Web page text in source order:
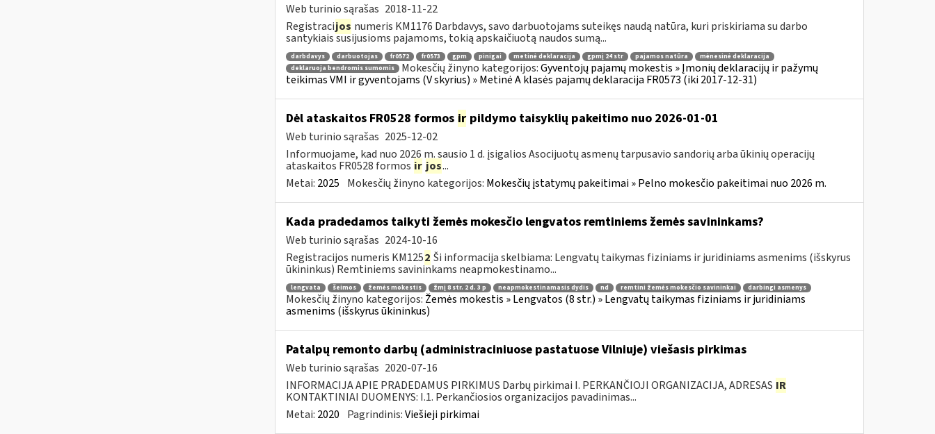
Web turinio sąrašas 2018-11-22
Registracijos numeris KM1176 Darbdavys, savo darbuotojams suteikęs naudą natūra, kuri priskiriama su darbo
santykiais susijusioms pajamoms, tokią apskaičiuotą naudos sumą...
darbdavys darbuotojas fr0572 fr0573 gpm pinigai metinė deklaracija gpmį 24 str pajamos natūra
mėnesinė deklaracija
deklaruoja bendromis sumomis
Mokesčių žinyno kategorijos:Gyventojų pajamų mokestis » Įmonių deklaracijų ir pažymų
teikimas VMI ir gyventojams (V skyrius) » Metinė A klasės pajamų deklaracija FR0573 (iki 2017-12-31)
Dėl ataskaitos FR0528 formos irpildymo taisyklių pakeitimo nuo 2026-01-01
Web turinio sąrašas 2025-12-02
Informuojame, kad nuo 2026 m. sausio 1 d. įsigalios Asocijuotų asmenų tarpusavio sandorių arba ūkinių operacijų
ataskaitos FR0528 formos ir jos...
Metai: 2025 Mokesčių žinyno kategorijos: Mokesčių įstatymų pakeitimai » Pelno mokesčio pakeitimai nuo 2026 m.
Kada pradedamos taikyti žemės mokesčio lengvatos remtiniems žemės savininkams?
Web turinio sąrašas 2024-10-16
Registracijos numeris KM1252 Ši informacija skelbiama: Lengvatų taikymas fiziniams ir juridiniams asmenims (išskyrus
ūkininkus) Remtiniems savininkams neapmokestinamo...
lengvata šeimos žemės mokestis žmį 8 str. 2 d. 3 p neapmokestinamasis dydis nd remtini žemės mokesčio savininkai darbingi asmenys
Mokesčių žinyno kategorijos: Žemės mokestis » Lengvatos (8 str.) » Lengvatų taikymas fiziniams ir juridiniams
asmenims (išskyrus ūkininkus)
Patalpų remonto darbų (administraciniuose pastatuose Vilniuje) viešasis pirkimas
Web turinio sąrašas 2020-07-16
INFORMACIJA APIE PRADEDAMUS PIRKIMUS Darbų pirkimai I. PERKANČIOJI ORGANIZACIJA, ADRESAS IR
KONTAKTINIAI DUOMENYS: I.1. Perkančiosios organizacijos pavadinimas...
Metai: 2020 Pagrindinis:Viešieji pirkimai